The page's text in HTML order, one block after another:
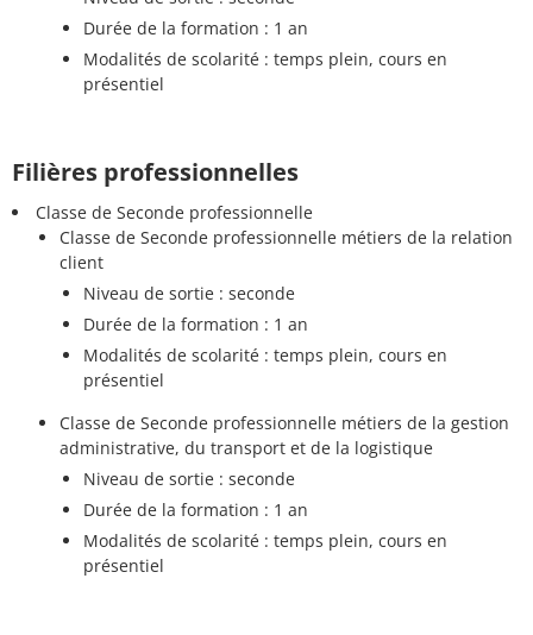
Durée de la formation : 1 an
Modalités de scolarité : temps plein, cours en
présentiel
Filières professionnelles
Classe de Seconde professionnelle
Classe de Seconde professionnelle métiers de la relation
client
Niveau de sortie : seconde
Durée de la formation : 1 an
Modalités de scolarité : temps plein, cours en
présentiel
Classe de Seconde professionnelle métiers de la gestion
administrative, du transport et de la logistique
Niveau de sortie : seconde
Durée de la formation : 1 an
Modalités de scolarité : temps plein, cours en
présentiel